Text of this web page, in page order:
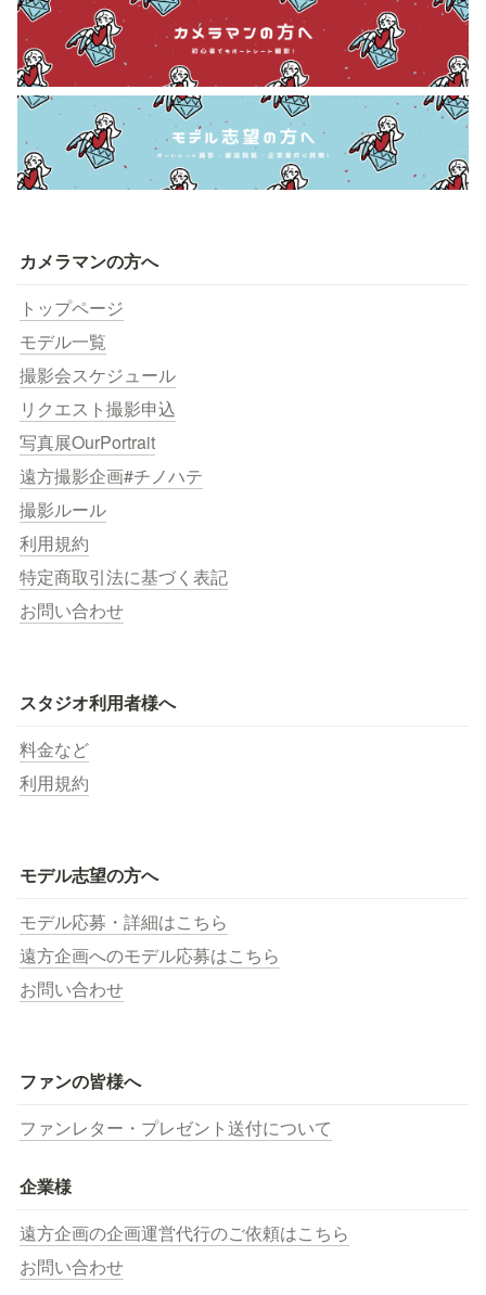
カメラマンの方へ
トップページ
モデル一覧
撮影会スケジュール
リクエスト撮影申込
写真展OurPortrait
遠方撮影企画#チノハテ
撮影ルール
利用規約
特定商取引法に基づく表記
お問い合わせ
スタジオ利用者様へ
料金など
利用規約
モデル志望の方へ
モデル応募・詳細はこちら
遠方企画へのモデル応募はこちら
お問い合わせ
ファンの皆様へ
ファンレター・プレゼント送付について
企業様
遠方企画の企画運営代行のご依頼はこちら
お問い合わせ